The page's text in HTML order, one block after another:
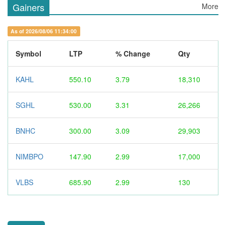
Gainers More
As of 2026/08/06 11:34:00
Symbol LTP % Change Qty
KAHL 550.10 3.79 18,310
SGHL 530.00 3.31 26,266
BNHC 300.00 3.09 29,903
NIMBPO 147.90 2.99 17,000
VLBS 685.90 2.99 130